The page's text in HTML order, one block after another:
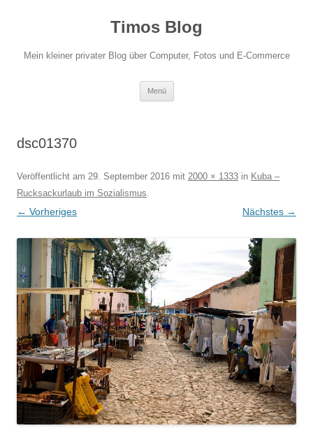
Timos Blog
Mein kleiner privater Blog über Computer, Fotos und E-Commerce
Menü
dsc01370
Veröffentlicht am 29. September 2016 mit 2000 × 1333 in Kuba –
Rucksackurlaub im Sozialismus.
← Vorheriges Nächstes →